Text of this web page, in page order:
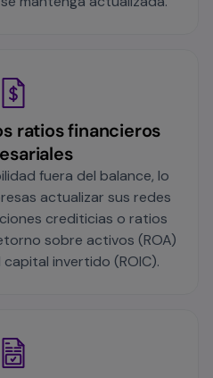
ratios financieros
fuera del balance, lo
actualizar sus redes
crediticias o ratios
sobre activos (ROA)
invertido (ROIC).